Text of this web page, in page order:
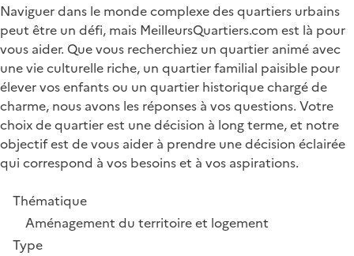
Naviguer dans le monde complexe des quartiers urbains
peut être un défi, mais MeilleursQuartiers.com est là pour
vous aider. Que vous recherchiez un quartier animé avec
une vie culturelle riche, un quartier familial paisible pour
élever vos enfants ou un quartier historique chargé de
charme, nous avons les réponses à vos questions. Votre
choix de quartier est une décision à long terme, et notre
objectif est de vous aider à prendre une décision éclairée
qui correspond à vos besoins et à vos aspirations.
Thématique
Aménagement du territoire et logement
Type